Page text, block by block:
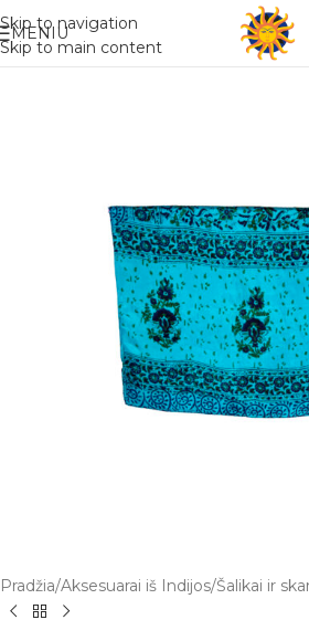
Skip to navigation
Skip to main content
Nemokamas pristatymas į
MENIU
Pradžia/Aksesuarai iš Indijos/Šalikai ir